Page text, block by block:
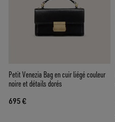
Petit Venezia Bag en cuir liégé couleur
noire et détails dorés
695 €